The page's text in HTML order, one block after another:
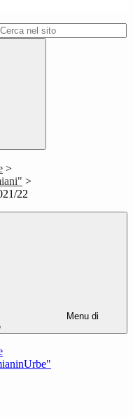
>
>
22
Menu di